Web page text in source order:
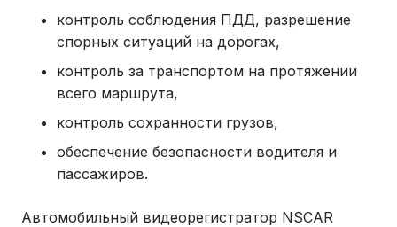
контроль соблюдения ПДД, разрешение
спорных ситуаций на дорогах,
контроль за транспортом на протяжении
всего маршрута,
контроль сохранности грузов,
обеспечение безопасности водителя и
пассажиров.
Автомобильный видеорегистратор NSCAR